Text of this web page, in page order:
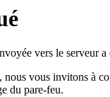
vers le serveur a
nous vous invitons à
du pare-feu.